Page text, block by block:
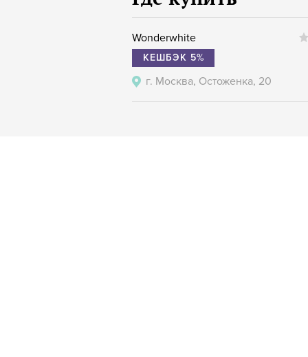
Wonderwhite
КЕШБЭК 5%
г. Москва, Остоженка, 20